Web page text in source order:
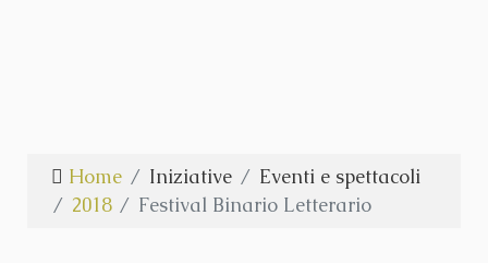
Home Iniziative
Eventi e spettacoli
2018
Festival Binario Letterario